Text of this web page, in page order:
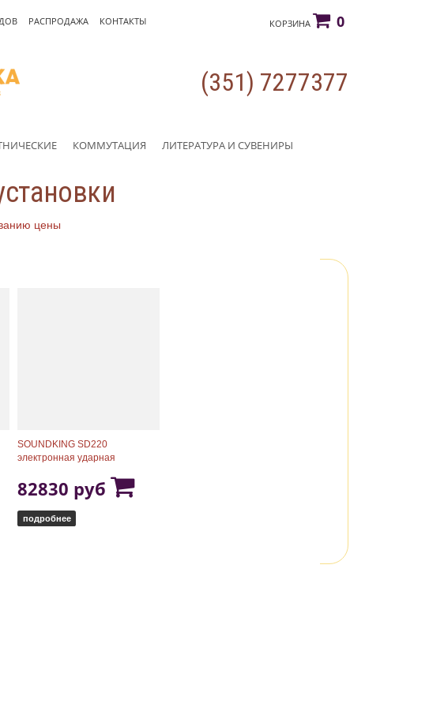
РАСПРОДАЖА КОНТАКТЫ КОРЗИНА 0
(351) 7277377
КОММУТАЦИЯ ЛИТЕРАТУРА И СУВЕНИРЫ
цены
SOUNDKING SD220
электронная ударная
82830 руб
подробнее